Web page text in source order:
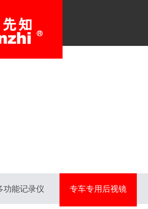
功能记录仪 专车专用后视镜